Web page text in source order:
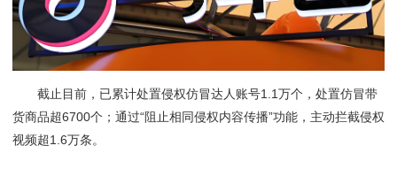
截止目前，已累计处置侵权仿冒达人账号1.1万个，处置仿冒带
货商品超6700个；通过“阻止相同侵权内容传播”功能，主动拦截侵权
视频超1.6万条。